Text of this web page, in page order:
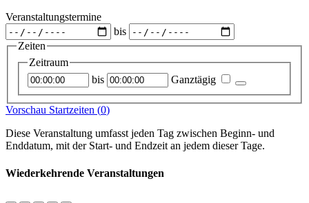
Veranstaltungstermine
bis
Zeiten
Zeitraum
Startzeitpunkt bis Endzeitpunkt Ganztägig
Vorschau Startzeiten (0)
Diese Veranstaltung umfasst jeden Tag zwischen Beginn- und
Enddatum, mit der Start- und Endzeit an jedem dieser Tage.
Wiederkehrende Veranstaltungen